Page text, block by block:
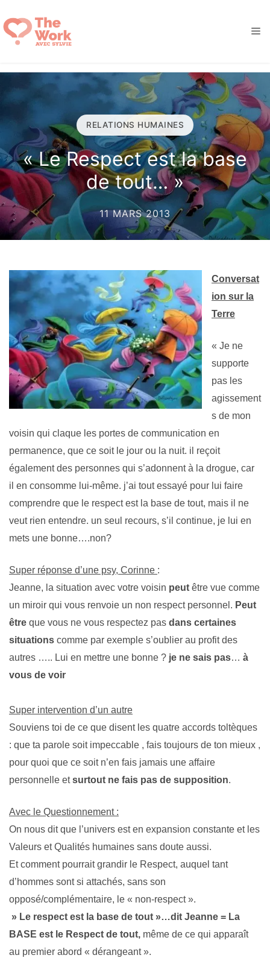
au
contenu
RELATIONS HUMAINES
« Le Respect est la base
de tout… »
11 MARS 2013
Conversat
ion sur la
Terre
« Je ne
supporte
pas les
agissement
s de mon
voisin qui claque les portes de communication en
permanence, que ce soit le jour ou la nuit. il reçoit
également des personnes qui s’adonnent à la drogue, car
il en consomme lui-même. j’ai tout essayé pour lui faire
comprendre que le respect est la base de tout, mais il ne
veut rien entendre. un seul recours, s’il continue, je lui en
mets une bonne….non?
Super réponse d’une psy, Corinne :
Jeanne, la situation avec votre voisin peut être vue comme
un miroir qui vous renvoie un non respect personnel. Peut
être que vous ne vous respectez pas dans certaines
situations comme par exemple s’oublier au profit des
autres ….. Lui en mettre une bonne ? je ne sais pas… à
vous de voir
Super intervention d’un autre
Souviens toi de ce que disent les quatre accords toltèques
: que ta parole soit impeccable , fais toujours de ton mieux ,
pour quoi que ce soit n’en fais jamais une affaire
personnelle etsurtout ne fais pas de supposition.
Avec le Questionnement :
On nous dit que l’univers est en expansion constante et les
Valeurs et Qualités humaines sans doute aussi.
Et comment pourrait grandir le Respect, auquel tant
d’hommes sont si attachés, sans son
opposé/complémentaire, le « non-respect ».
» Le respect est la base de tout »…dit Jeanne = La
BASE est le Respect de tout, même de ce qui apparaît
au premier abord « dérangeant ».